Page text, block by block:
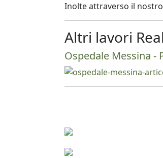
Inolte attraverso il
Altri lavori
Ospedale Messina -